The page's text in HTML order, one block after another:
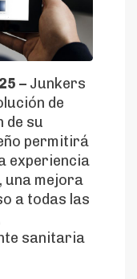
– Junkers
de
de su
permitirá
experiencia
una mejora
a todas las
sanitaria